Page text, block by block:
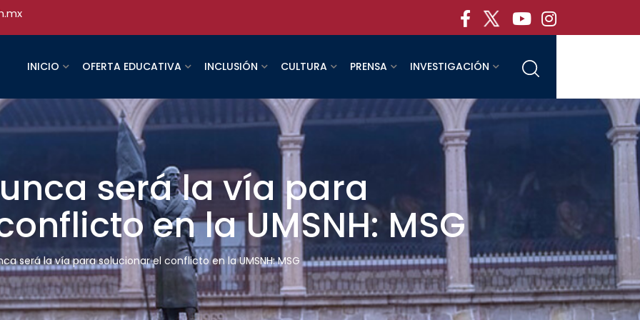
INICIO OFERTA EDUCATIVA INCLUSIÓN CULTURA PRENSA INVESTIGACIÓN
será la vía para
en la UMSNH: MSG
será la vía para solucionar el conflicto en la UMSNH: MSG